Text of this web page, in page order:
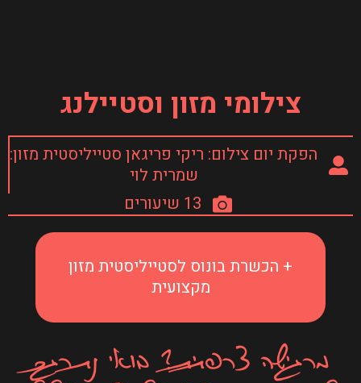
צילומי מזון וסטיילנג
הפקת יום צילום: ריקי פריגאן סטייליסטית מזון:
שמרית לוי
13 שיעורים
+ הכשרת בונוס לסטייליסטית מזון
מקצועית
מרגישה צרפתית? בואי נתרגם